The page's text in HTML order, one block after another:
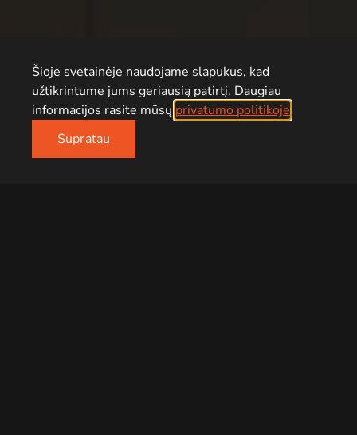
Šioje svetainėje naudojame slapukus, kad
užtikrintume jums geriausią patirtį. Daugiau
informacijos rasite mūsų privatumo politikoje
Supratau